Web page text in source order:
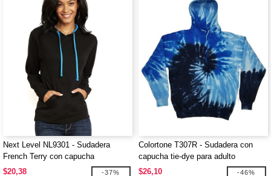
Next Level NL9301 - Sudadera
French Terry con capucha
$20,38
-37%
Colortone T307R - Sudadera con
capucha tie-dye para adulto
$26,10
-46%